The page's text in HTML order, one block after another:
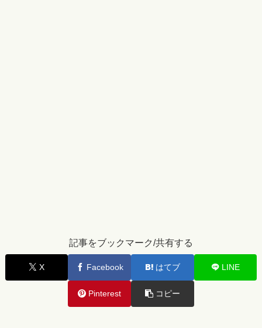
記事をブックマーク/共有する
X Facebook はてブ LINE
Pinterest コピー